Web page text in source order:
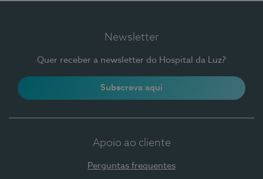
Newsletter
Quer receber a newsletter do Hospital da Luz?
Subscreva aqui
Apoio ao cliente
Perguntas frequentes